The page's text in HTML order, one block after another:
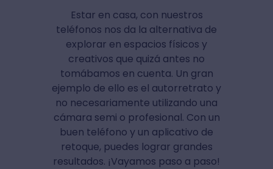
Estar en casa, con nuestros
teléfonos nos da la alternativa de
explorar en espacios físicos y
creativos que quizá antes no
tomábamos en cuenta. Un gran
ejemplo de ello es el autorretrato y
no necesariamente utilizando una
cámara semi o profesional. Con un
buen teléfono y un aplicativo de
retoque, puedes lograr grandes
resultados. ¡Vayamos paso a paso!